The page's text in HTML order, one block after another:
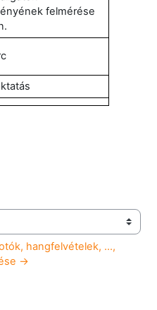
felmérése
hangfelvételek, ...,
→